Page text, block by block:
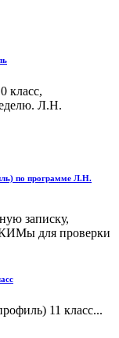
класс,
Л.Н.
по программе Л.Н.
записку,
КИМы для проверки
11 класс...